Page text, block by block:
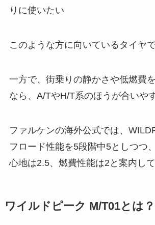
りに使いたい
このような方に向いているタイヤで
一方で、街乗りの静かさや低燃費
なら、A/TやH/T系のほうが合いや
ファルケンの海外公式では、
フロード性能を5段階中5としつつ
心地は2.5、燃費性能は2と案内して
ワイルドピーク M/T01とは？